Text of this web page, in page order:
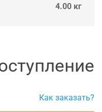
4.00 кг
Как заказать?